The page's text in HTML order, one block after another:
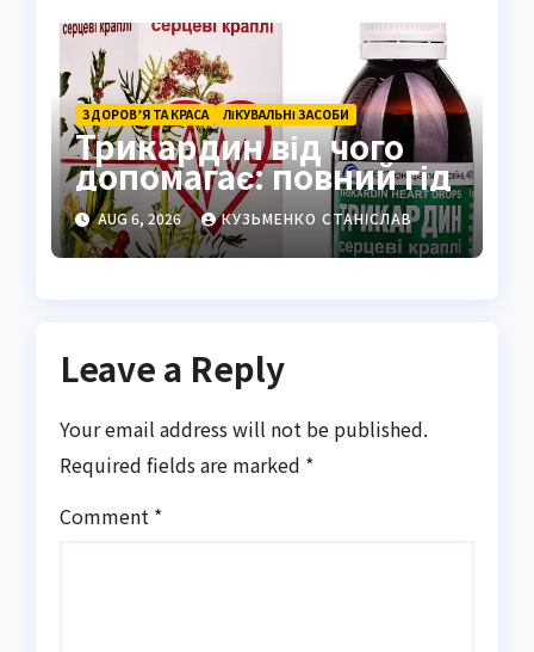
ЗДОРОВ’Я ТА КРАСА ЛІКУВАЛЬНІ ЗАСОБИ
Трикардин від чого
допомагає: повний гід
AUG 6, 2026 КУЗЬМЕНКО СТАНІСЛАВ
Leave a Reply
Your email address will not be published.
Required fields are marked *
Comment *